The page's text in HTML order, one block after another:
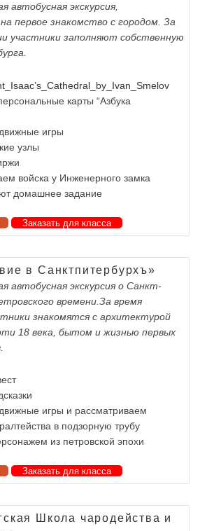
автобусная экскурсия,
первое знакомство с городом. За
участники заполняют собственную
карты “Азбука
игры
узлы
войска у Инженерного замка
домашнее задание
Заказать для класса
в Санктпитербурхъ»
автобусная экскурсия о Санкт-
времени.За время
знакомятся с архитектурой
18 века, бытом и жизнью первых
игры и рассматриваем
в подзорную трубу
из петровской эпохи
Заказать для класса
Школа чародейства и